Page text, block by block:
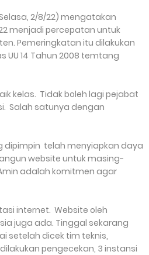
2/8/22) mengatakan
menjadi percepatan untuk
Pemeringkatan itu dilakukan
14 Tahun 2008 temtang
kelas. Tidak boleh lagi pejabat
Salah satunya dengan
dipimpin telah menyiapkan daya
website untuk masing-
adalah komitmen agar
internet. Website oleh
juga ada. Tinggal sekarang
setelah dicek tim teknis,
pengecekan, 3 instansi